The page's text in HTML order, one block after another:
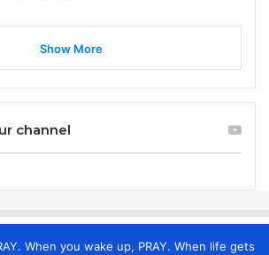
Show More
channel
When you wake up, PRAY. When life gets